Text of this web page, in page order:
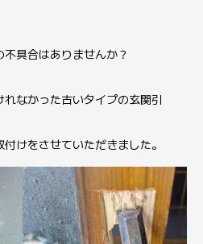
具合はありませんか？
なかった古いタイプの玄関引
けをさせていただきました。